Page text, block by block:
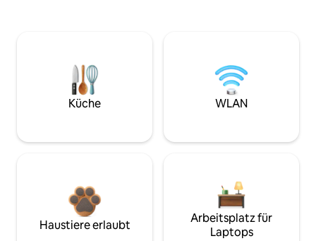
Küche WLAN
Haustiere erlaubt
Arbeitsplatz für
Laptops